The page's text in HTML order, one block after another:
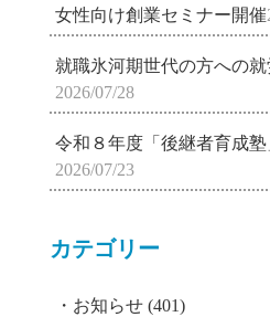
女性向け創業セミナー開催
就職氷河期世代の方への
2026/07/28
令和８年度「後継者育成
2026/07/23
カテゴリー
お知らせ (401)